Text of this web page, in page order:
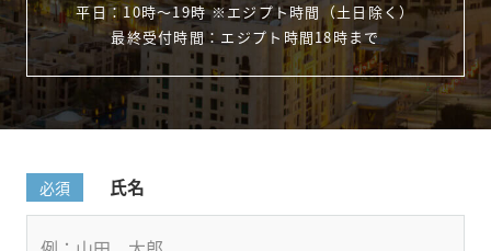
平日：10時〜19時 ※エジプト時間（土日除く）
最終受付時間：エジプト時間18時まで
必須 氏名